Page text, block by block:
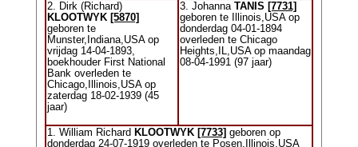
2. Dirk (Richard)
KLOOTWYK [5870]
geboren te
Munster,Indiana,USA op
vrijdag 14-04-1893,
boekhouder First National
Bank overleden te
Chicago,Illinois,USA op
zaterdag 18-02-1939 (45
jaar)
3. Johanna TANIS [7731]
geboren te Illinois,USA op
donderdag 04-01-1894
overleden te Chicago
Heights,IL,USA op maandag
08-04-1991 (97 jaar)
1. William Richard KLOOTWYK [7733] geboren op
donderdag 24-07-1919 overleden te Posen,Illinois,USA